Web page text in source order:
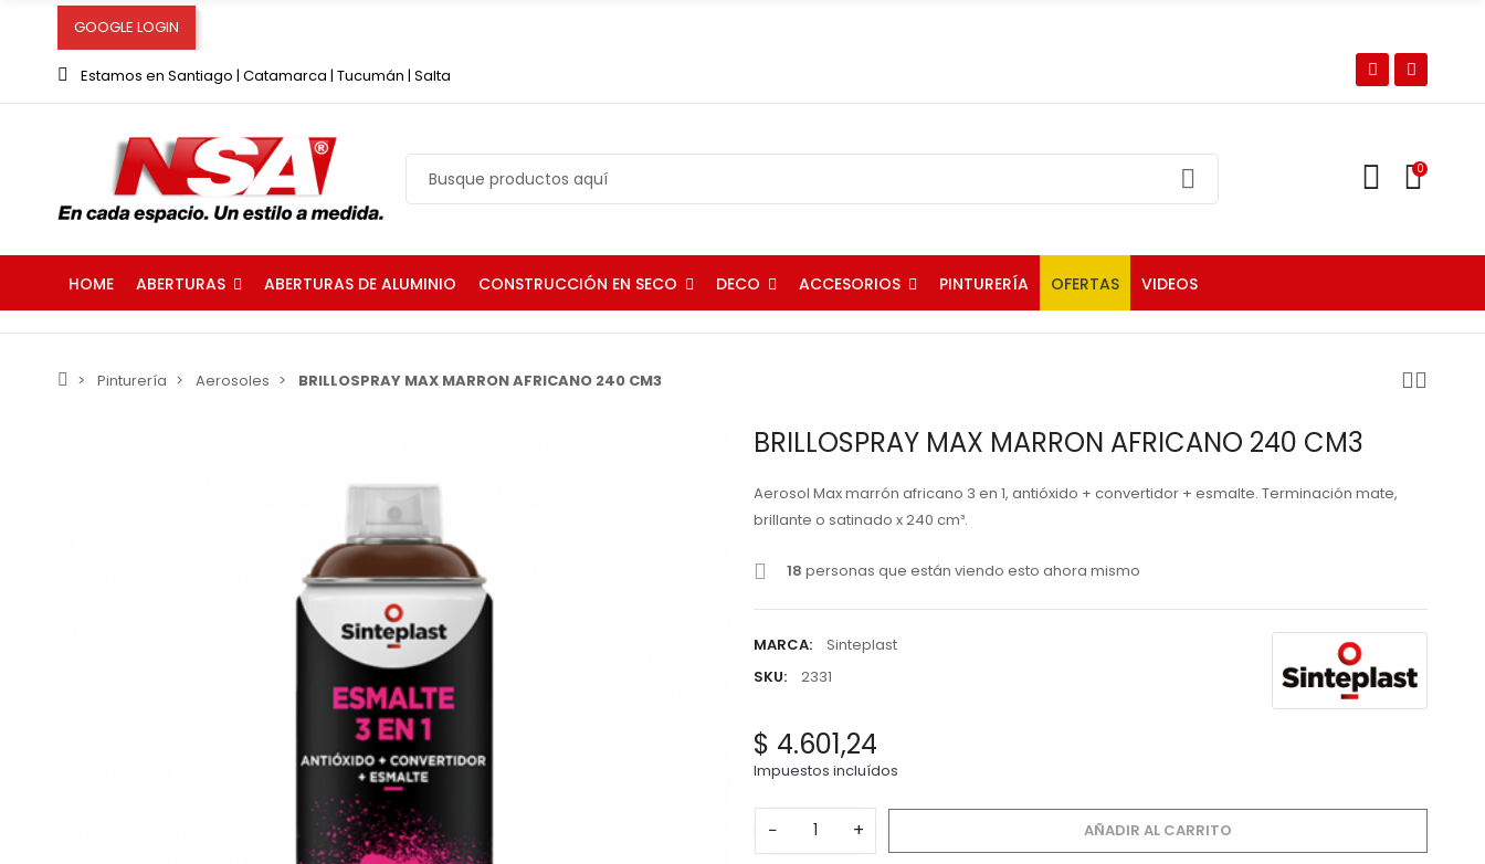
GOOGLE LOGIN
Estamos en Santiago | Catamarca | Tucumán | Salta
0
HOME ABERTURAS ABERTURAS DE ALUMINIO CONSTRUCCIÓN EN SECO DECO ACCESORIOS PINTURERÍA OFERTAS VIDEOS
Pinturería Aerosoles BRILLOSPRAY MAX MARRON AFRICANO 240 CM3
BRILLOSPRAY MAX MARRON AFRICANO 240 CM3
Aerosol Max marrón africano 3 en 1, antióxido + convertidor + esmalte. Terminación mate,
brillante o satinado x 240 cm³.
18 personas que están viendo esto ahora mismo
MARCA:
Sinteplast
SKU:
2331
$ 4.601,24
Impuestos incluídos
− + AÑADIR AL CARRITO